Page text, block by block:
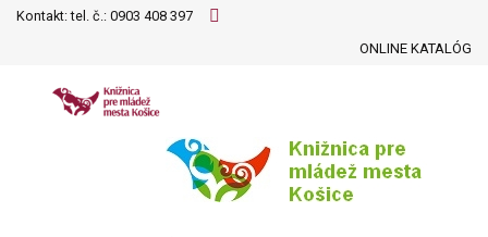
Kontakt: tel. č.: 0903 408 397
ONLINE KATALÓG